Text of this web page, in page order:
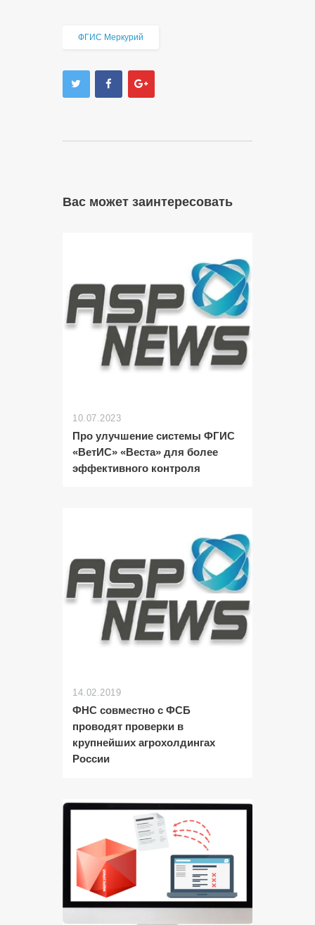
ФГИС Меркурий
Вас может заинтересовать
10.07.2023
Про улучшение системы ФГИС
«ВетИС» «Веста» для более
эффективного контроля
14.02.2019
ФНС совместно с ФСБ
проводят проверки в
крупнейших агрохолдингах
России